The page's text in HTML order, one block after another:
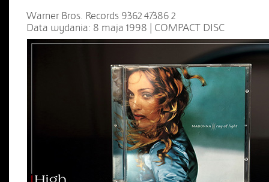
Warner Bros. Records 9362 47386 2
Data wydania: 8 maja 1998 | COMPACT DISC